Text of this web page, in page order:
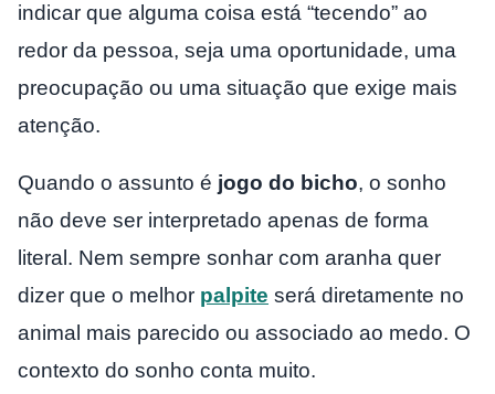
indicar que alguma coisa está “tecendo” ao
redor da pessoa, seja uma oportunidade, uma
preocupação ou uma situação que exige mais
atenção.
Quando o assunto é jogo do bicho, o sonho
não deve ser interpretado apenas de forma
literal. Nem sempre sonhar com aranha quer
dizer que o melhor palpite será diretamente no
animal mais parecido ou associado ao medo. O
contexto do sonho conta muito.